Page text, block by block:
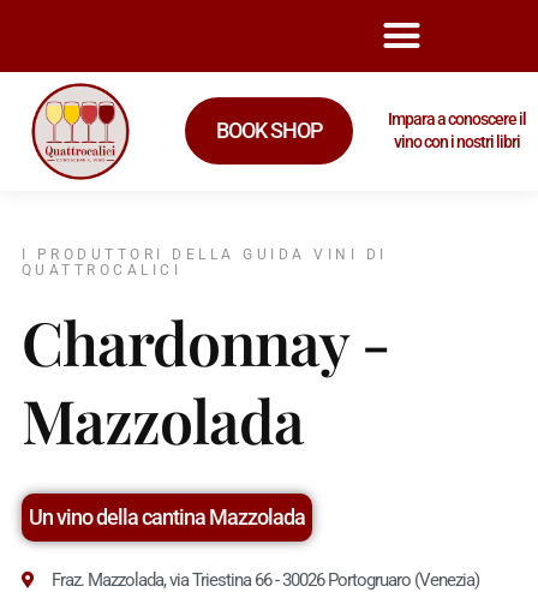
BOOK SHOP
Impara a conoscere il
vino con i nostri libri
I PRODUTTORI DELLA GUIDA VINI DI
QUATTROCALICI
Chardonnay -
Mazzolada
Un vino della cantina Mazzolada
Fraz. Mazzolada, via Triestina 66 - 30026 Portogruaro (Venezia)